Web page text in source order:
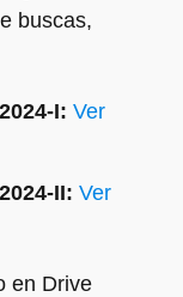
buscas,
I: Ver
II: Ver
en Drive